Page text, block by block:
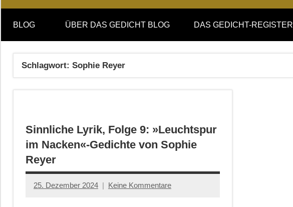
DAS
GEDICHT
blog
DAS
GEDICHT.
Zeitschrift
BLOG ÜBER DAS GEDICHT BLOG DAS GEDICHT-REGISTER
Schlagwort: Sophie Reyer
Sinnliche Lyrik, Folge 9: »Leuchtspur
im Nacken«-Gedichte von Sophie
Reyer
25. Dezember 2024
Jan-
Keine Kommentare